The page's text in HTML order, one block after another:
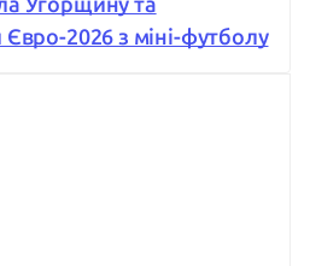
2026 з міні-футболу